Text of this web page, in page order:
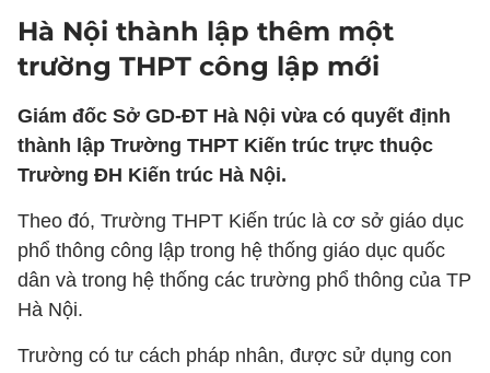
Hà Nội thành lập thêm một
trường THPT công lập mới
Giám đốc Sở GD-ĐT Hà Nội vừa có quyết định
thành lập Trường THPT Kiến trúc trực thuộc
Trường ĐH Kiến trúc Hà Nội.
Theo đó, Trường THPT Kiến trúc là cơ sở giáo dục
phổ thông công lập trong hệ thống giáo dục quốc
dân và trong hệ thống các trường phổ thông của TP
Hà Nội.
Trường có tư cách pháp nhân, được sử dụng con